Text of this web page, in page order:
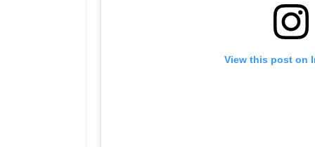
View this post on